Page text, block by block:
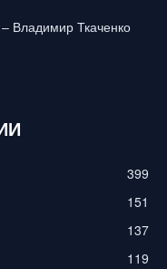
Владимир Ткаченко
399
151
137
119